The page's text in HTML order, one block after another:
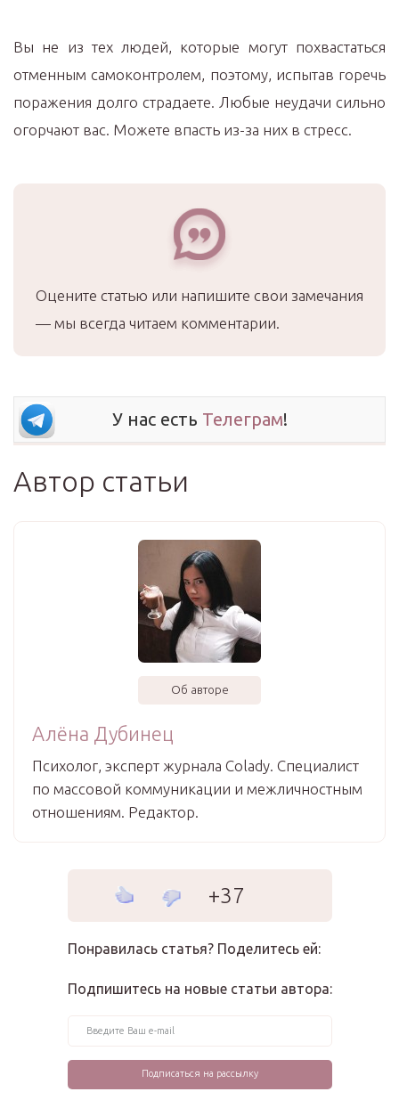
Вы не из тех людей, которые могут похвастаться
отменным самоконтролем, поэтому, испытав горечь
поражения долго страдаете. Любые неудачи сильно
огорчают вас. Можете впасть из-за них в стресс.
Оцените статью или напишите свои замечания
— мы всегда читаем комментарии.
У нас есть Телеграм!
Автор статьи
Об авторе
Алёна Дубинец
Психолог, эксперт журнала Colady. Специалист
по массовой коммуникации и межличностным
отношениям. Редактор.
+37
Понравилась статья? Поделитесь ей:
Подпишитесь на новые статьи автора: